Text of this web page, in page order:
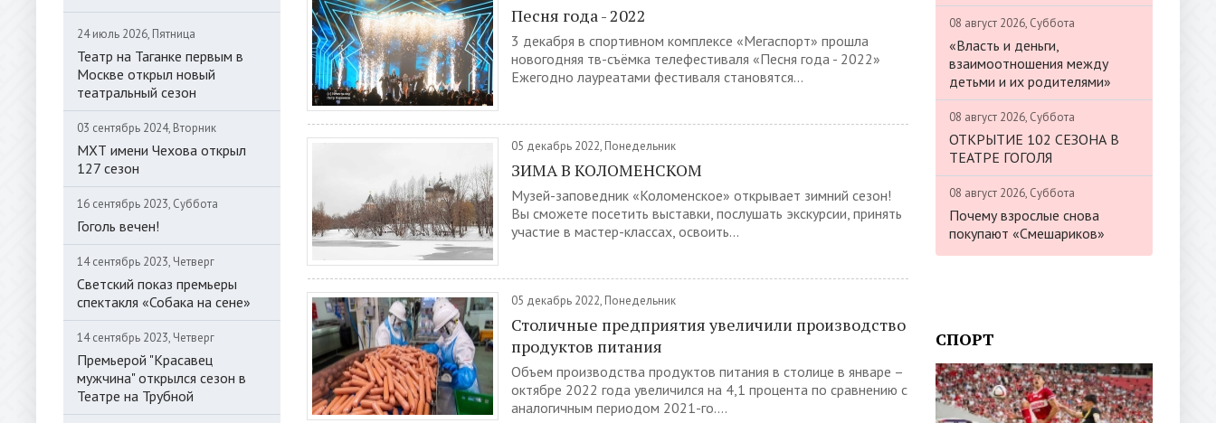
24 июль 2026, Пятница
Театр на Таганке первым в
Москве открыл новый
театральный сезон
03 сентябрь 2024, Вторник
МХТ имени Чехова открыл
127 сезон
16 сентябрь 2023, Суббота
Гоголь вечен!
14 сентябрь 2023, Четверг
Светский показ премьеры
спектакля «Собака на сене»
14 сентябрь 2023, Четверг
Премьерой "Красавец
мужчина" открылся сезон в
Театре на Трубной
Песня года - 2022
3 декабря в спортивном комплексе «Мегаспорт» прошла
новогодняя тв-съёмка телефестиваля «Песня года - 2022»
Ежегодно лауреатами фестиваля становятся...
05 декабрь 2022, Понедельник
ЗИМА В КОЛОМЕНСКОМ
Музей-заповедник «Коломенское» открывает зимний сезон!
Вы сможете посетить выставки, послушать экскурсии, принять
участие в мастер-классах, освоить...
05 декабрь 2022, Понедельник
Столичные предприятия увеличили производство
продуктов питания
Объем производства продуктов питания в столице в январе –
октябре 2022 года увеличился на 4,1 процента по сравнению с
аналогичным периодом 2021-го....
08 август 2026, Суббота
«Власть и деньги,
взаимоотношения между
детьми и их родителями»
08 август 2026, Суббота
ОТКРЫТИЕ 102 СЕЗОНА В
ТЕАТРЕ ГОГОЛЯ
08 август 2026, Суббота
Почему взрослые снова
покупают «Смешариков»
СПОРТ